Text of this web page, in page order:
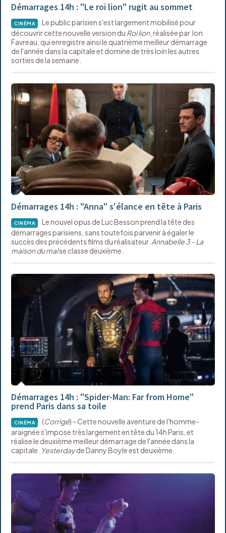
Démarrages 14h : "Le roi lion" rugit au sommet
CINÉMA
Le public parisien s'est largement mobilisé pour
découvrir cette nouvelle version du Roi lion, réalisée par Jon
Favreau, qui enregistre ainsi le quatrième meilleur démarrage
de l'année dans la capitale et domine de très loin les autres
sorties de la semaine.
Démarrages 14h : "Anna" s'élance en tête à Paris
CINÉMA
Le nouvel opus de Luc Besson prend la tête des
démarrages parisiens, sans toutefois parvenir à égaler le
succès des précédents films du réalisateur. Annabelle 3 - La
maison du malse classe deuxième.
Démarrages 14h : "Spider-Man: Far from Home"
prend Paris dans sa toile
CINÉMA (Corrigé) - Cette nouvelle aventure de l'homme-
araignée s'impose très largement en tête du 14h Paris, et
réalise le deuxième meilleur démarrage de l'année dans la
capitale. Yesterdayde Danny Boyle est deuxième.